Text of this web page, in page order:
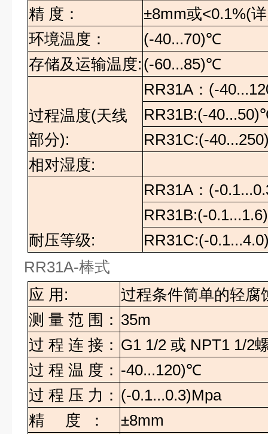
精 度： ±8mm或<0.1%(
环境温度 ：
(-40...70)℃
存储及运输温度: (-60...85)℃
过程温度(天线
部分):
RR31A： (-
RR31B:(-40...50)
RR31C:(-
相对湿度:
耐压等级:
RR31A： (-
RR31B:(-
RR31C:(-
RR31A-棒式
应 用 :
过程条件简单的轻腐
测 量 范 围： 35m
过 程 连 接： G1 1/2或 NPT1 1/2
过 程 温 度： -40...120)℃
过 程 压 力： (-0.1...0.3)Mpa
精
度 ：
±8mm